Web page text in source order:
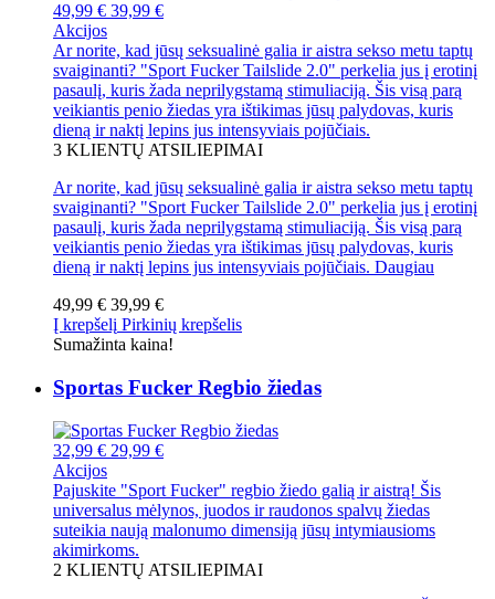
49,99 € 39,99 €
Akcijos
Ar norite, kad jūsų seksualinė galia ir aistra sekso metu taptų
svaiginanti? "Sport Fucker Tailslide 2.0" perkelia jus į erotinį
pasaulį, kuris žada neprilygstamą stimuliaciją. Šis visą parą
veikiantis penio žiedas yra ištikimas jūsų palydovas, kuris
dieną ir naktį lepins jus intensyviais pojūčiais.
3 KLIENTŲ ATSILIEPIMAI
Ar norite, kad jūsų seksualinė galia ir aistra sekso metu taptų
svaiginanti? "Sport Fucker Tailslide 2.0" perkelia jus į erotinį
pasaulį, kuris žada neprilygstamą stimuliaciją. Šis visą parą
veikiantis penio žiedas yra ištikimas jūsų palydovas, kuris
dieną ir naktį lepins jus intensyviais pojūčiais. Daugiau
49,99 € 39,99 €
Į krepšelį Pirkinių krepšelis
Sumažinta kaina!
Sportas Fucker Regbio žiedas
32,99 € 29,99 €
Akcijos
Pajuskite "Sport Fucker" regbio žiedo galią ir aistrą! Šis
universalus mėlynos, juodos ir raudonos spalvų žiedas
suteikia naują malonumo dimensiją jūsų intymiausioms
akimirkoms.
2 KLIENTŲ ATSILIEPIMAI